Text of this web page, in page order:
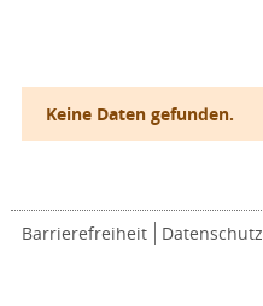
Keine Daten gefunden.
Barrierefreiheit Datenschutz